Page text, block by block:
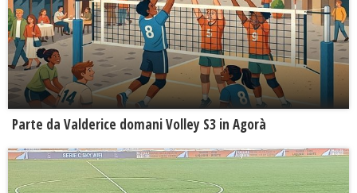
Parte da Valderice domani Volley S3 in Agorà